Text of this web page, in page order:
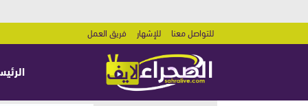
للتواصل معنا للإشهار فريق العمل